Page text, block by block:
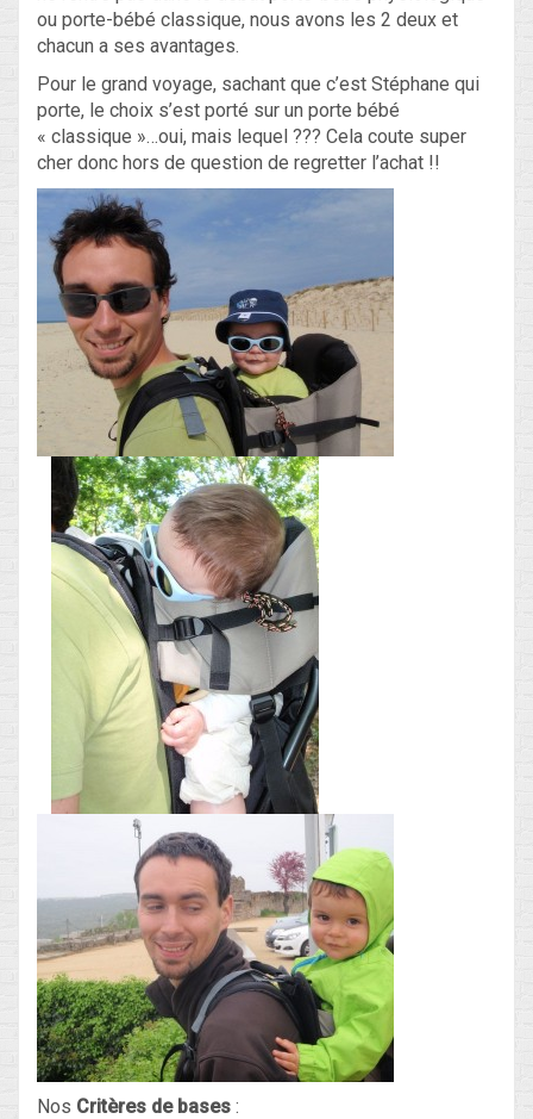
ou porte-bébé classique, nous avons les 2 deux et
chacun a ses avantages.
Pour le grand voyage, sachant que c’est Stéphane qui
porte, le choix s’est porté sur un porte bébé
« classique »…oui, mais lequel ??? Cela coute super
cher donc hors de question de regretter l’achat !!
Nos Critères de bases :